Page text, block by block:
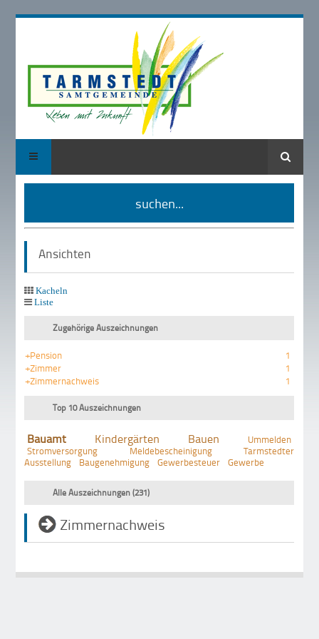
Suche
suchen...
Ansichten
Kacheln
Liste
Zugehörige Auszeichnungen
+Pension
1
+Zimmer
1
+Zimmernachweis
1
Top 10 Auszeichnungen
Bauamt Kindergärten Bauen
Ummelden
Stromversorgung
Meldebescheinigung
Tarmstedter
Ausstellung
Baugenehmigung Gewerbesteuer Gewerbe
Alle Auszeichnungen (231)
Zimmernachweis